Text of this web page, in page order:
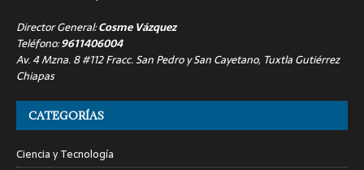
Director General:Cosme Vázquez
Teléfono:9611406004
Av. 4 Mzna. 8 #112 Fracc. San Pedro y San Cayetano, Tuxtla Gutiérrez
Chiapas
CATEGORÍAS
Ciencia y Tecnología